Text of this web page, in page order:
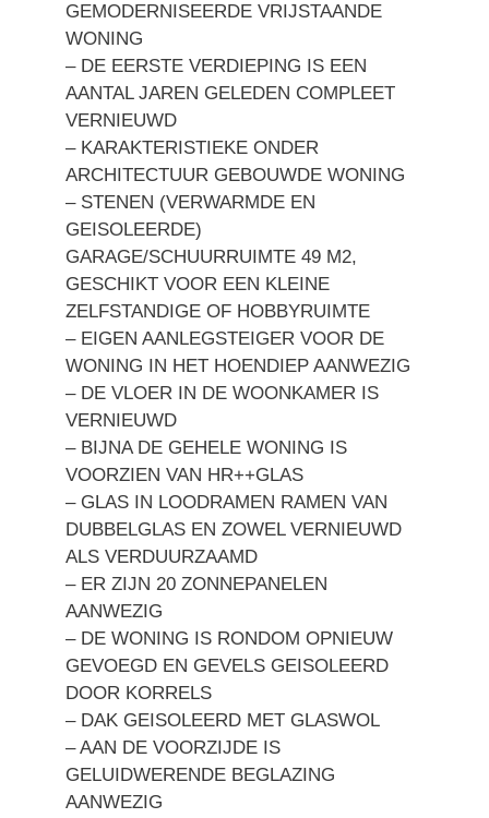
GEMODERNISEERDE VRIJSTAANDE
WONING
– DE EERSTE VERDIEPING IS EEN
AANTAL JAREN GELEDEN COMPLEET
VERNIEUWD
– KARAKTERISTIEKE ONDER
ARCHITECTUUR GEBOUWDE WONING
– STENEN (VERWARMDE EN
GEISOLEERDE)
GARAGE/SCHUURRUIMTE 49 M2,
GESCHIKT VOOR EEN KLEINE
ZELFSTANDIGE OF HOBBYRUIMTE
– EIGEN AANLEGSTEIGER VOOR DE
WONING IN HET HOENDIEP AANWEZIG
– DE VLOER IN DE WOONKAMER IS
VERNIEUWD
– BIJNA DE GEHELE WONING IS
VOORZIEN VAN HR++GLAS
– GLAS IN LOODRAMEN RAMEN VAN
DUBBELGLAS EN ZOWEL VERNIEUWD
ALS VERDUURZAAMD
– ER ZIJN 20 ZONNEPANELEN
AANWEZIG
– DE WONING IS RONDOM OPNIEUW
GEVOEGD EN GEVELS GEISOLEERD
DOOR KORRELS
– DAK GEISOLEERD MET GLASWOL
– AAN DE VOORZIJDE IS
GELUIDWERENDE BEGLAZING
AANWEZIG